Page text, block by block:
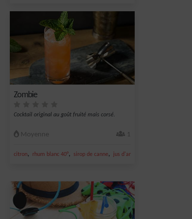
mangue
Zombie
Cocktail original au goût fruité mais corsé.
Moyenne 1
citron, rhum blanc 40°, sirop de canne, jus d'ananas